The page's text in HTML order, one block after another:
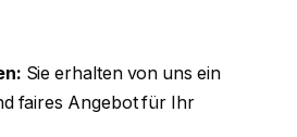
Sie erhalten von uns ein
faires Angebot für Ihr